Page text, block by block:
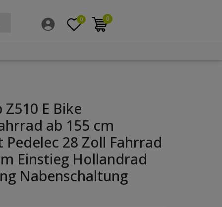
0 0
E Bike
ab 155 cm
28 Zoll Fahrrad
Einstieg Hollandrad
Nabenschaltung